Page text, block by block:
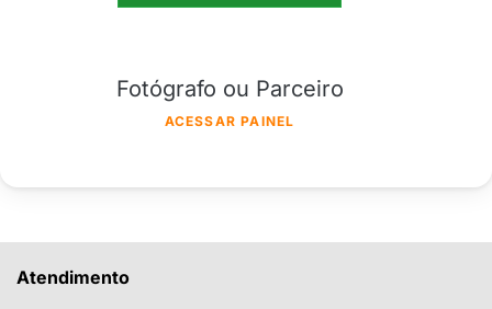
Fotógrafo ou Parceiro
ACESSAR PAINEL
Atendimento